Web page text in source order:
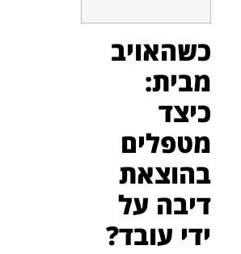
כשהאויב
מבית:
כיצד
מטפלים
בהוצאת
דיבה על
ידי עובד?